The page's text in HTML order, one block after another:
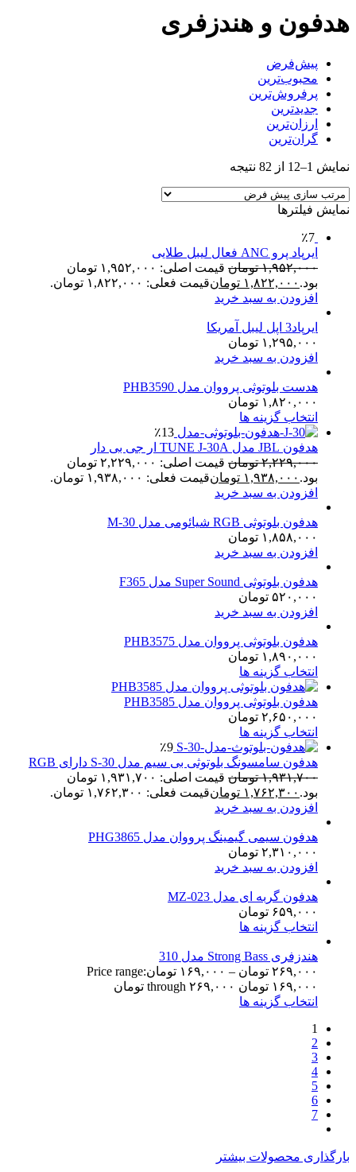
هدفون و هندزفری
پیش‌فرض
محبوب‌ترین
پرفروش‌ترین
جدیدترین
ارزان‌ترین
گران‌ترین
نمایش 1–12 از 82 نتیجه
نمایش فیلترها
٪7
ایرپاد پرو ANC فعال لیبل طلایی
۱,۹۵۲,۰۰۰ تومان
قیمت اصلی: ۱,۹۵۲,۰۰۰ تومان
بود. ۱,۸۲۲,۰۰۰ تومانقیمت فعلی: ۱,۸۲۲,۰۰۰ تومان.
افزودن به سبد خرید
ایرپاد3 اپل لیبل آمریکا
۱,۲۹۵,۰۰۰ تومان
افزودن به سبد خرید
هدست بلوتوثی پرووان مدل PHB3590
۱,۸۲۰,۰۰۰ تومان
انتخاب گزینه ها
٪13
هدفون JBL مدل TUNE J-30A ار جی بی دار
۲,۲۲۹,۰۰۰ تومان
قیمت اصلی: ۲,۲۲۹,۰۰۰ تومان
بود. ۱,۹۳۸,۰۰۰ تومانقیمت فعلی: ۱,۹۳۸,۰۰۰ تومان.
افزودن به سبد خرید
هدفون بلوتوثی RGB شیائومی مدل M-30
۱,۸۵۸,۰۰۰ تومان
افزودن به سبد خرید
هدفون بلوتوثی Super Sound مدل F365
۵۲۰,۰۰۰ تومان
افزودن به سبد خرید
هدفون بلوتوثی پرووان مدل PHB3575
۱,۸۹۰,۰۰۰ تومان
انتخاب گزینه ها
هدفون بلوتوثی پرووان مدل PHB3585
۲,۶۵۰,۰۰۰ تومان
انتخاب گزینه ها
٪9
هدفون سامسونگ بلوتوثی بی سیم مدل S-30 دارای RGB
۱,۹۳۱,۷۰۰ تومان
قیمت اصلی: ۱,۹۳۱,۷۰۰ تومان
بود. ۱,۷۶۲,۳۰۰ تومانقیمت فعلی: ۱,۷۶۲,۳۰۰ تومان.
افزودن به سبد خرید
هدفون سیمی گیمینگ پرووان مدل PHG3865
۲,۳۱۰,۰۰۰ تومان
افزودن به سبد خرید
هدفون گربه ای مدل MZ-023
۶۵۹,۰۰۰ تومان
انتخاب گزینه ها
هندزفری Strong Bass مدل 310
۲۶۹,۰۰۰ تومان – ۱۶۹,۰۰۰ تومانPrice range:
۱۶۹,۰۰۰ تومان through ۲۶۹,۰۰۰ تومان
انتخاب گزینه ها
1
2
3
4
5
6
7
بارگذاری محصولات بیشتر